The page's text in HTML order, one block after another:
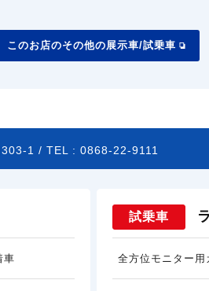
このお店のその他の展示車/試乗車
303-1 / TEL : 0868-22-9111
車
試乗車
全方位モニター